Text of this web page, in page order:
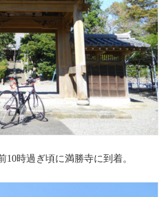
時過ぎ頃に満勝寺に到着。